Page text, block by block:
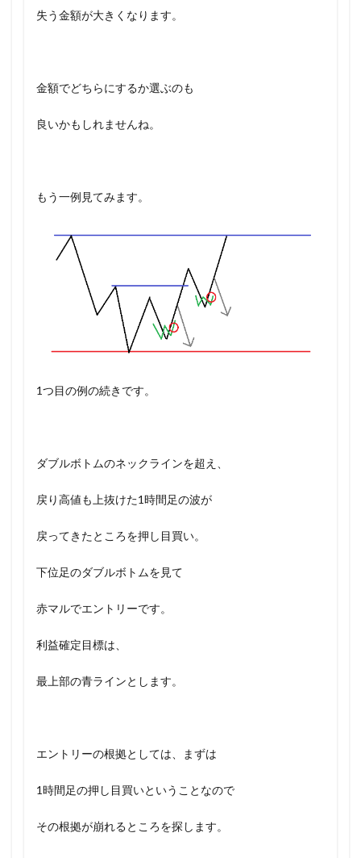
失う金額が大きくなります。
金額でどちらにするか選ぶのも
良いかもしれませんね。
もう一例見てみます。
1つ目の例の続きです。
ダブルボトムのネックラインを超え、
戻り高値も上抜けた1時間足の波が
戻ってきたところを押し目買い。
下位足のダブルボトムを見て
赤マルでエントリーです。
利益確定目標は、
最上部の青ラインとします。
エントリーの根拠としては、まずは
1時間足の押し目買いということなので
その根拠が崩れるところを探します。